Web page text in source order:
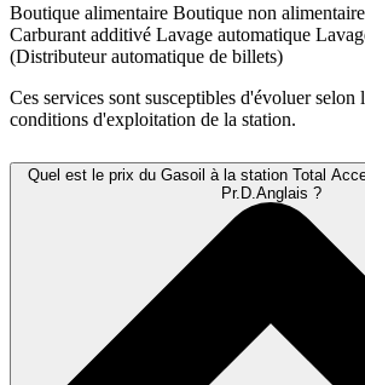
Boutique alimentaire Boutique non alimentaire
Carburant additivé Lavage automatique
(Distributeur automatique de billets)
Ces services sont susceptibles d'évoluer selon
conditions d'exploitation de la station.
Quel est le prix du Gasoil à la station Total
Pr.D.Anglais ?